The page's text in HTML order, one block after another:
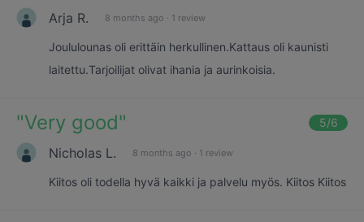
Arja R. 8 months ago · 1 review
Joululounas oli erittäin herkullinen.Kattaus oli kaunisti
laitettu.Tarjoilijat olivat ihania ja aurinkoisia.
"Very good" 5/6
Nicholas L. 8 months ago · 1 review
Kiitos oli todella hyvä kaikki ja palvelu myös. Kiitos Kiitos